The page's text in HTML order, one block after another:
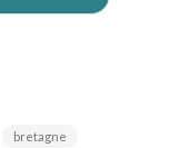
bretagne